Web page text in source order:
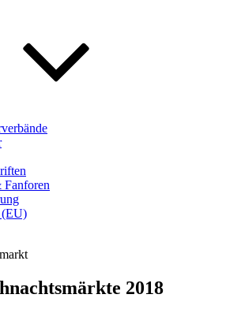
Fanforen
2018